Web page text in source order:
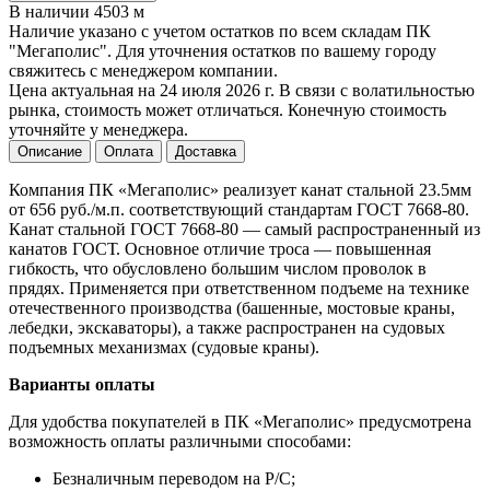
В наличии 4503 м
Наличие указано с учетом остатков по всем складам ПК
"Мегаполис". Для уточнения остатков по вашему городу
свяжитесь с менеджером компании.
Цена актуальная на 24 июля 2026 г. В связи с волатильностью
рынка, стоимость может отличаться. Конечную стоимость
уточняйте у менеджера.
Описание Оплата Доставка
Компания ПК «Мегаполис» реализует канат стальной 23.5мм
от 656 руб./м.п. соответствующий стандартам ГОСТ 7668-80.
Канат стальной ГОСТ 7668-80 — самый распространенный из
канатов ГОСТ. Основное отличие троса — повышенная
гибкость, что обусловлено большим числом проволок в
прядях. Применяется при ответственном подъеме на технике
отечественного производства (башенные, мостовые краны,
лебедки, экскаваторы), а также распространен на судовых
подъемных механизмах (судовые краны).
Варианты оплаты
Для удобства покупателей в ПК «Мегаполис» предусмотрена
возможность оплаты различными способами:
Безналичным переводом на Р/С;